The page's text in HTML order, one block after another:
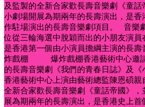
及監製的全新合家歡長壽音樂劇《童話
小劇場開展為期兩年的長壽演出，是香
作駐場演出的長壽音樂劇項目。 音樂
位從三輪海選中脫穎而出的小朋友演員
是香港第一個由小演員擔綱主演的長壽
炸戲棚 爆炸戲棚香港藝術中心邀請
的長壽音樂劇《我們的青春日誌》及
香港藝術中心上演由藝術總監陳恩碩親
全新合家歡長壽音樂劇《童話帝國》，
展為期兩年的長壽演出，是香港史上